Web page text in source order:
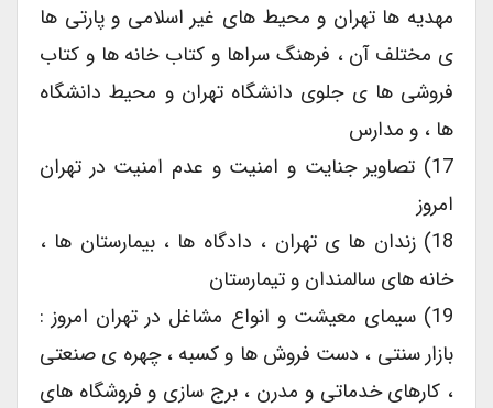
مهدیه ها تهران و محیط های غیر اسلامی و پارتی ها
ی مختلف آن ، فرهنگ سراها و کتاب خانه ها و کتاب
فروشی ها ی جلوی دانشگاه تهران و محیط دانشگاه
ها ، و مدارس
17) تصاویر جنایت و امنیت و عدم امنیت در تهران
امروز
18) زندان ها ی تهران ، دادگاه ها ، بیمارستان ها ،
خانه های سالمندان و تیمارستان
19) سیمای معیشت و انواع مشاغل در تهران امروز :
بازار سنتی ، دست فروش ها و کسبه ، چهره ی صنعتی
، کارهای خدماتی و مدرن ، برج سازی و فروشگاه های